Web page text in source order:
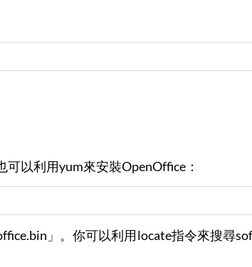
以利用yum來安裝OpenOffice：
」。你可以利用locate指令來搜尋